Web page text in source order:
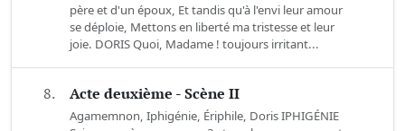
père et d'un époux, Et tandis qu'à l'envi leur amour
se déploie, Mettons en liberté ma tristesse et leur
joie. DORIS Quoi, Madame ! toujours irritant...
8. Acte deuxième - Scène II
Agamemnon, Iphigénie, Ériphile, Doris IPHIGÉNIE